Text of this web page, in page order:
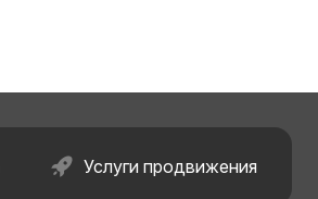
Услуги продвижения